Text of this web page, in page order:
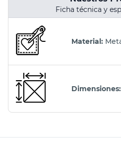
Ficha técnica y
Material:
Dimensiones: